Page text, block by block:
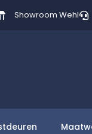
Showroom Wehl